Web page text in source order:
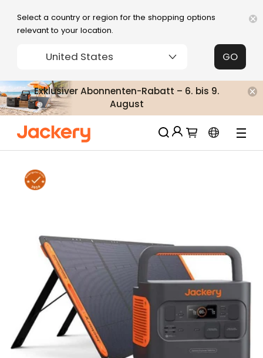
Select a country or region for the shopping options
relevant to your location.
United States GO
Exklusiver Abonnenten-Rabatt – 6. bis 9.
August
Läuft auf Hochtouren!
Jackery-Mitgliedschaft für mehrere
Vorteile
über 2000€
Erhalten Sie regelmäßige Erinnerungen an
die Produktpflege
Erhalten Sie 15% Rabatt, sobald die
Garantie abgelaufen ist
Passwortfreie Anmelden/Einloggen